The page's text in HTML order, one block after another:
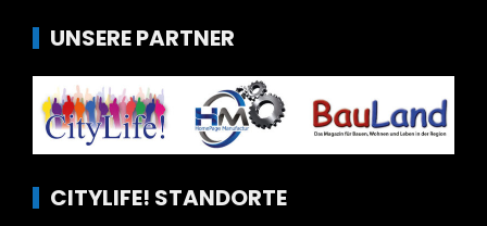
UNSERE PARTNER
CITYLIFE! STANDORTE